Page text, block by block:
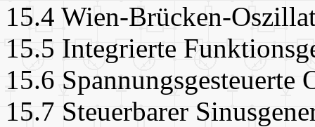
15.4 Wien-Brücken-
15.5 Integrierte
15.6 Spannungsgesteuerte
15.7 Steuerbarer